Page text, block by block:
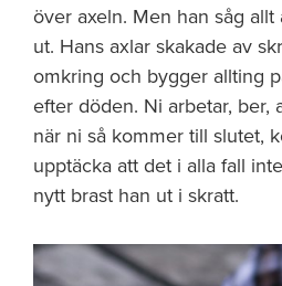
över axeln. Men han såg
ut. Hans axlar skakade av
omkring och bygger allting
efter döden. Ni arbetar, ber,
när ni så kommer till slutet,
upptäcka att det i alla fall
nytt brast han ut i skratt.